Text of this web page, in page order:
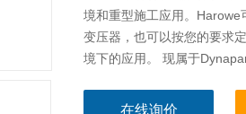
境和重型施工应用。
变压器，也可以按您的要求
境下的应用。 现属于
在线询价